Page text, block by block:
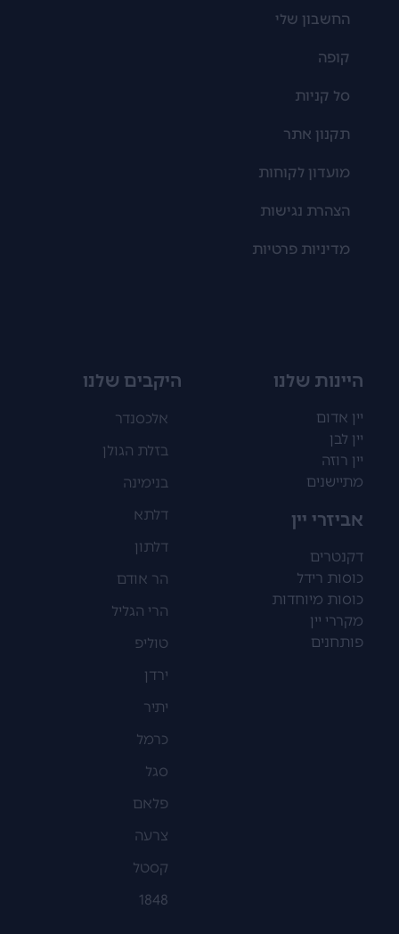
החשבון שלי
קופה
סל קניות
תקנון אתר
מועדון לקוחות
הצהרת נגישות
מדיניות פרטיות
היינות שלנו
יין אדום
יין לבן
יין רוזה
מתיישנים
אביזרי יין
דקנטרים
כוסות רידל
כוסות מיוחדות
מקררי יין
פותחנים
היקבים שלנו
אלכסנדר
בזלת הגולן
בנימינה
דלתא
דלתון
הר אודם
הרי הגליל
טוליפ
ירדן
יתיר
כרמל
סגל
פלאם
צרעה
קסטל
1848